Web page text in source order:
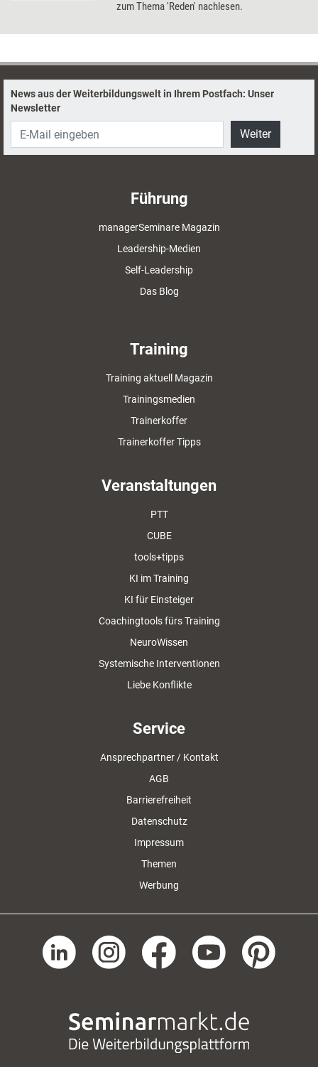
zum Thema 'Reden' nachlesen.
News aus der Weiterbildungswelt in Ihrem Postfach: Unser
Newsletter
Weiter
Führung
managerSeminare Magazin
Leadership-Medien
Self-Leadership
Das Blog
Training
Training aktuell Magazin
Trainingsmedien
Trainerkoffer
Trainerkoffer Tipps
Veranstaltungen
PTT
CUBE
tools+tipps
KI im Training
KI für Einsteiger
Coachingtools fürs Training
NeuroWissen
Systemische Interventionen
Liebe Konflikte
Service
Ansprechpartner / Kontakt
AGB
Barrierefreiheit
Datenschutz
Impressum
Themen
Werbung